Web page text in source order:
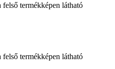
termékképen látható
termékképen látható